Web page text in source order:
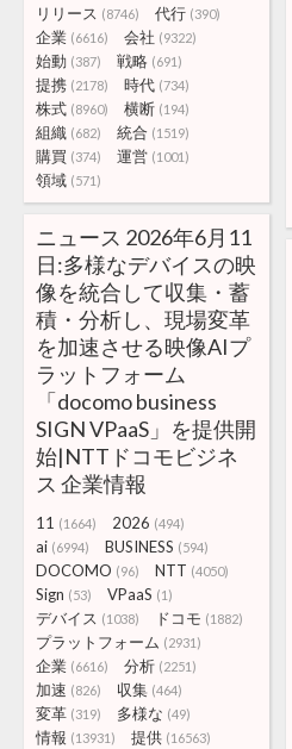
リリース (8746) 代行 (390)
企業 (6616) 会社 (9322)
始動 (387) 戦略 (691)
提携 (2178) 時代 (734)
株式 (8960) 横断 (194)
組織 (682) 統合 (1519)
購買 (374) 運営 (1001)
領域 (571)
ニュース 2026年6月11
日:多様なデバイスの映
像を統合して収集・蓄
積・分析し、現場変革
を加速させる映像AIプ
ラットフォーム
「docomo business
SIGN VPaaS」を提供開
始|NTTドコモビジネ
ス 企業情報
11 (1664) 2026 (494)
ai (6994) BUSINESS (594)
DOCOMO (96) NTT (4050)
Sign (53) VPaaS (1)
デバイス (1038) ドコモ (1882)
プラットフォーム (2931)
企業 (6616) 分析 (2251)
加速 (826) 収集 (464)
変革 (319) 多様な (49)
情報 (13931) 提供 (16563)